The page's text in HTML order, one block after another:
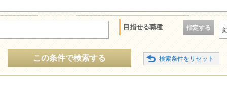
目指せる職種 指定する
この条件で検索する